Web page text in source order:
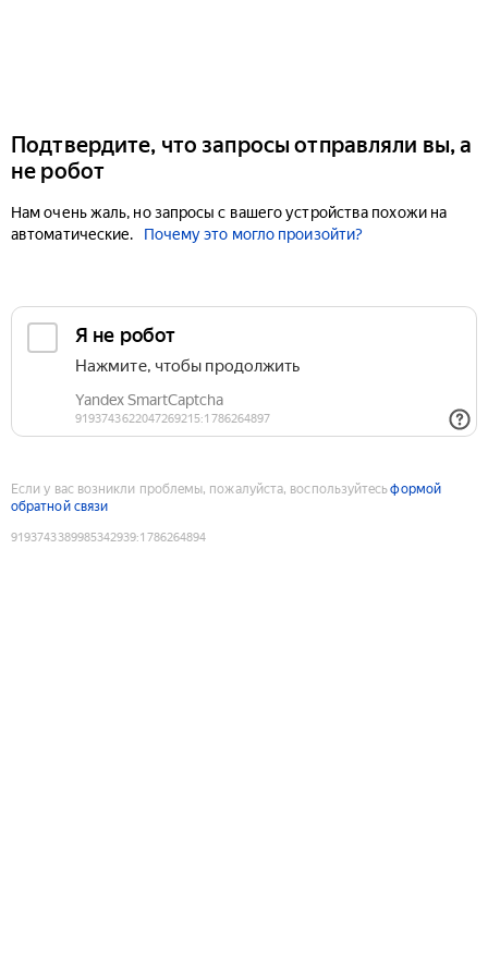
Подтвердите, что запросы отправляли вы, а
не робот
Нам очень жаль, но запросы с вашего устройства похожи на
автоматические.
Почему это могло произойти?
Если у вас возникли проблемы, пожалуйста, воспользуйтесьформой
обратной связи
9193743389985342939:1786264894